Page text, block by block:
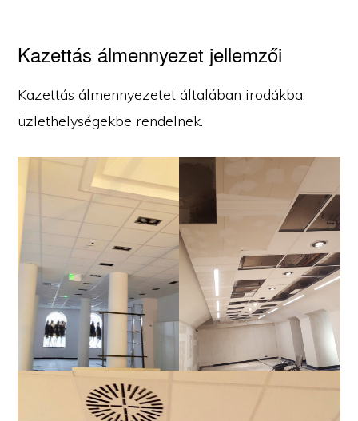
Kazettás álmennyezet jellemzői
Kazettás álmennyezetet általában irodákba,
üzlethelységekbe rendelnek.